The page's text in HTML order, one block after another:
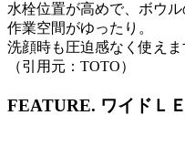
水栓位置が高めで、ボウ
作業空間がゆったり。
洗顔時も圧迫感なく使えま
（引用元：TOTO）
FEATURE. ワイドＬ